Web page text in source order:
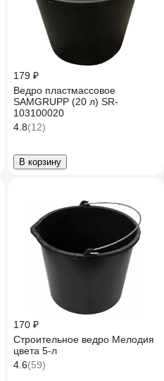
179 ₽
Ведро пластмассовое
SAMGRUPP (20 л) SR-
103100020
4.8(12)
В корзину
170 ₽
Строительное ведро Мелодия
цвета 5-л
4.6(59)